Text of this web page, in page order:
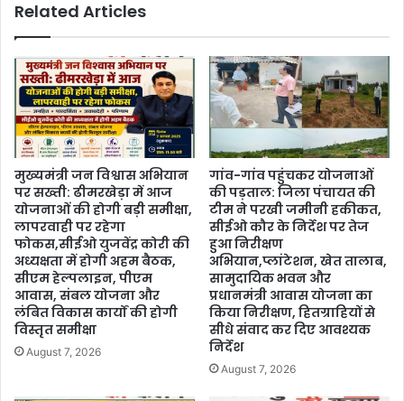
Related Articles
मुख्यमंत्री जन विश्वास अभियान
पर सख्ती: ढीमरखेड़ा में आज
योजनाओं की होगी बड़ी समीक्षा,
लापरवाही पर रहेगा
फोकस,सीईओ युजवेंद्र कोरी की
अध्यक्षता में होगी अहम बैठक,
सीएम हेल्पलाइन, पीएम
आवास, संबल योजना और
लंबित विकास कार्यों की होगी
विस्तृत समीक्षा
August 7, 2026
गांव-गांव पहुंचकर योजनाओं
की पड़ताल: जिला पंचायत की
टीम ने परखी जमीनी हकीकत,
सीईओ कौर के निर्देश पर तेज
हुआ निरीक्षण
अभियान,प्लांटेशन, खेत तालाब,
सामुदायिक भवन और
प्रधानमंत्री आवास योजना का
किया निरीक्षण, हितग्राहियों से
सीधे संवाद कर दिए आवश्यक
निर्देश
August 7, 2026